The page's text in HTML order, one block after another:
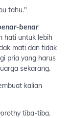
tahu."
benar
hati untuk lebih
mati dan tidak
pria yang harus
sekarang.
kalian
tiba-tiba.